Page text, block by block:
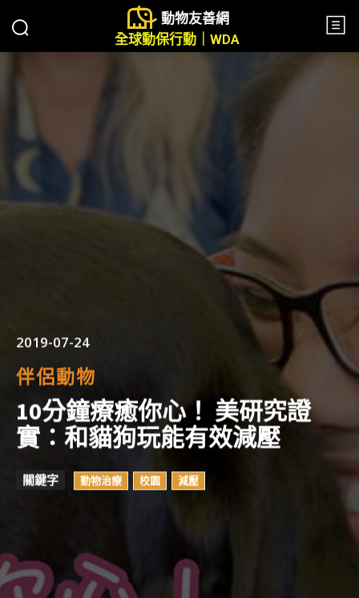
動物友善網
全球動保行動｜WDA
2019-07-24
伴侶動物
10分鐘療癒你心！ 美研究證
實：和貓狗玩能有效減壓
關鍵字 動物治療 校園 減壓